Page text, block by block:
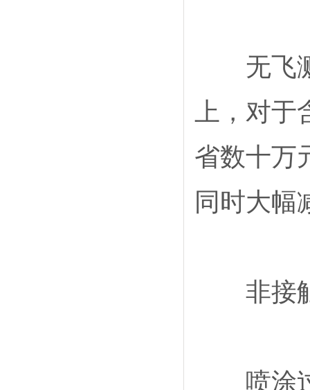
无飞溅
上，对
省数十万
同时大幅
非接触
喷涂过